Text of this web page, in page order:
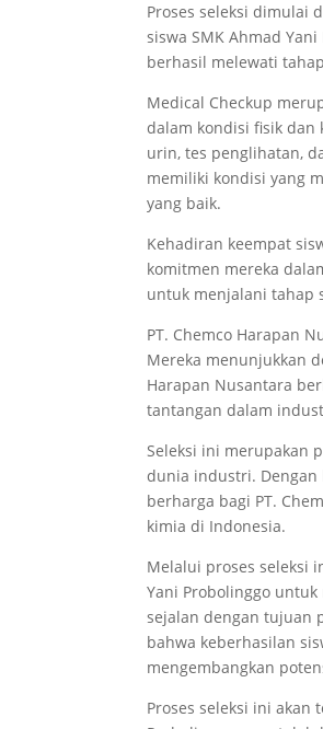
Proses seleksi dimulai
siswa SMK Ahmad
berhasil melewati
Medical Checkup
dalam kondisi fisik dan
urin, tes penglihatan,
memiliki kondisi yang
yang baik.
Kehadiran keempat
komitmen mereka
untuk menjalani tahap
PT. Chemco Harapan
Mereka menunjukkan
Harapan Nusantara
tantangan dalam
Seleksi ini merupakan
dunia industri. Dengan
berharga bagi PT.
kimia di Indonesia.
Melalui proses seleksi
Yani Probolinggo
sejalan dengan tujuan
bahwa keberhasilan
mengembangkan
Proses seleksi ini akan